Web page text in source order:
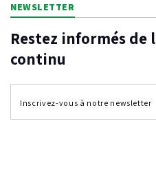
NEWSLETTER
Restez informés
continu